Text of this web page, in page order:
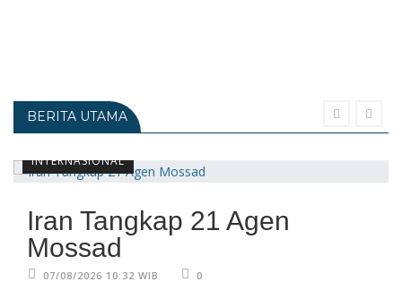
BERITA UTAMA
INTERNASIONAL
Iran Tangkap 21 Agen
Mossad
07/08/2026 10:32 WIB 0